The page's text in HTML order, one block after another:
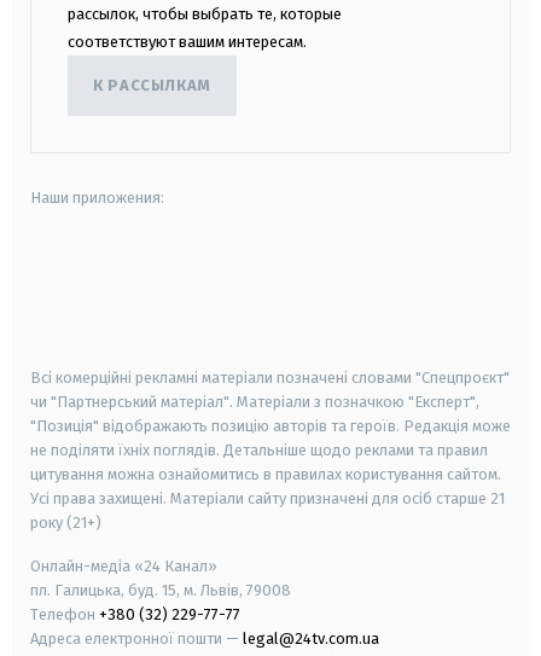
рассылок, чтобы выбрать те, которые
соответствуют вашим интересам.
К РАССЫЛКАМ
Наши приложения:
Всі комерційні рекламні матеріали позначені словами "Спецпроєкт"
чи "Партнерський матеріал". Матеріали з позначкою "Експерт",
"Позиція" відображають позицію авторів та героїв. Редакція може
не поділяти їхніх поглядів. Детальніше щодо реклами та правил
цитування можна ознайомитись в правилах користування сайтом.
Усі права захищені. Матеріали сайту призначені для осіб старше 21
року (21+)
Онлайн-медіа «24 Канал»
пл. Галицька, буд. 15, м. Львів, 79008
Телефон +380 (32) 229-77-77
Адреса електронної пошти — legal@24tv.com.ua